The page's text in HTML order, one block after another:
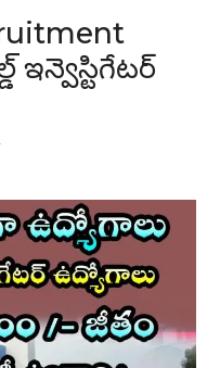
ఇన్వెస్టిగేటర్